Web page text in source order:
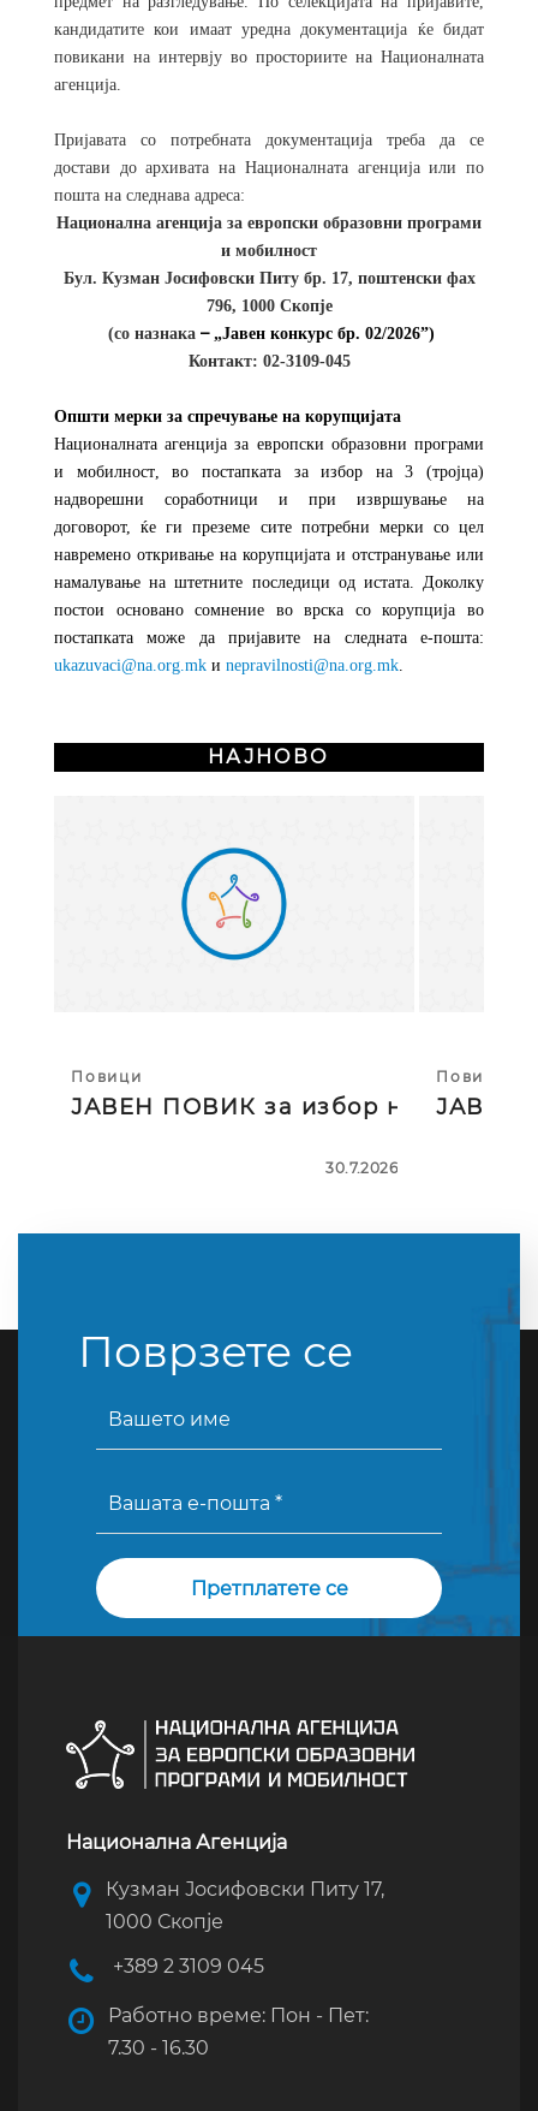
кандидатите кои имаат уредна документација ќе бидат
повикани на интервју во просториите на Националната
агенција.
Пријавата со потребната документација треба да се
достави до архивата на Националната агенција или по
пошта на следнава адреса:
Национална агенција за европски образовни програми
и мобилност
Бул. Кузман Јосифовски Питу бр. 17, поштенски фах
796, 1000 Скопје
(со назнака – „Јавен конкурс бр. 02/2026”)
Контакт: 02-3109-045
Општи мерки за спречување на корупцијата
Националната агенција за европски образовни програми
и мобилност, во постапката за избор на
3 (тројца)
надворешни соработници и при извршување на
договорот, ќе ги преземе сите потребни мерки со цел
навремено откривање на корупцијата и отстранување или
намалување на штетните последици од истата. Доколку
постои основано сомнение во врска со корупција во
постапката може да пријавите на следната е-пошта:
ukazuvaci@na.org.mk и nepravilnosti@na.org.mk.
НАЈНОВО
Повици
ЈАВЕН ПОВИК за избор на тројца
30.7.2026
Повици
ЈАВЕН
Поврзете се
Национална Агенција
Кузман Јосифовски Питу 17,
1000 Скопје
+389 2 3109 045
Работно време: Пон - Пет:
7.30 - 16.30